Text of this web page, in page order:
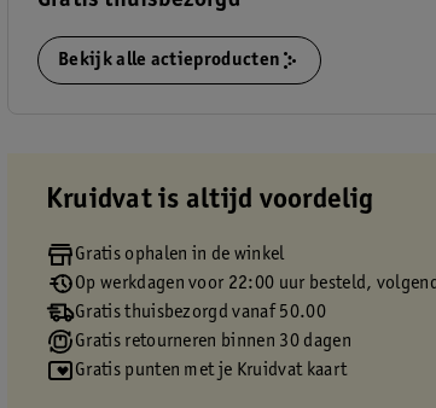
Bekijk alle actieproducten
Kruidvat is altijd voordelig
Gratis ophalen in de winkel
Op werkdagen voor 22:00 uur besteld,
Gratis thuisbezorgd vanaf 50.00
Gratis retourneren binnen 30 dagen
Gratis punten met je Kruidvat kaart